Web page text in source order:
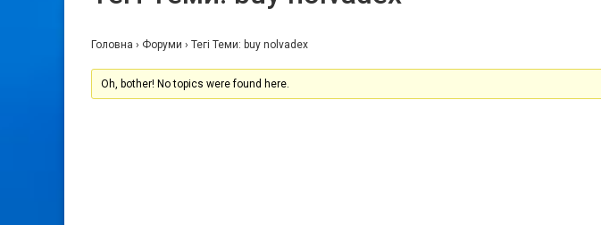
Головна › Форуми › Тегі Теми: buy nolvadex
Oh, bother! No topics were found here.